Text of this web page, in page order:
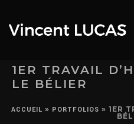
1ER TRAVAIL
LE BÉLIER
ACCUEIL » PORTFOLIOS » 1ER